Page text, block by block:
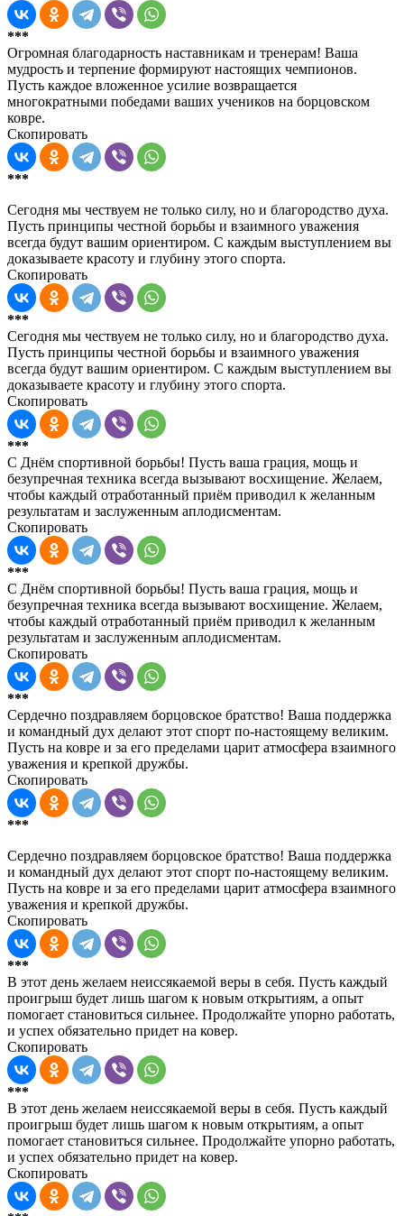
***
Огромная благодарность наставникам и тренерам! Ваша
мудрость и терпение формируют настоящих чемпионов.
Пусть каждое вложенное усилие возвращается
многократными победами ваших учеников на борцовском
ковре.
Скопировать
***
Сегодня мы чествуем не только силу, но и благородство духа.
Пусть принципы честной борьбы и взаимного уважения
всегда будут вашим ориентиром. С каждым выступлением вы
доказываете красоту и глубину этого спорта.
Скопировать
***
Сегодня мы чествуем не только силу, но и благородство духа.
Пусть принципы честной борьбы и взаимного уважения
всегда будут вашим ориентиром. С каждым выступлением вы
доказываете красоту и глубину этого спорта.
Скопировать
***
С Днём спортивной борьбы! Пусть ваша грация, мощь и
безупречная техника всегда вызывают восхищение. Желаем,
чтобы каждый отработанный приём приводил к желанным
результатам и заслуженным аплодисментам.
Скопировать
***
С Днём спортивной борьбы! Пусть ваша грация, мощь и
безупречная техника всегда вызывают восхищение. Желаем,
чтобы каждый отработанный приём приводил к желанным
результатам и заслуженным аплодисментам.
Скопировать
***
Сердечно поздравляем борцовское братство! Ваша поддержка
и командный дух делают этот спорт по-настоящему великим.
Пусть на ковре и за его пределами царит атмосфера взаимного
уважения и крепкой дружбы.
Скопировать
***
Сердечно поздравляем борцовское братство! Ваша поддержка
и командный дух делают этот спорт по-настоящему великим.
Пусть на ковре и за его пределами царит атмосфера взаимного
уважения и крепкой дружбы.
Скопировать
***
В этот день желаем неиссякаемой веры в себя. Пусть каждый
проигрыш будет лишь шагом к новым открытиям, а опыт
помогает становиться сильнее. Продолжайте упорно работать,
и успех обязательно придет на ковер.
Скопировать
***
В этот день желаем неиссякаемой веры в себя. Пусть каждый
проигрыш будет лишь шагом к новым открытиям, а опыт
помогает становиться сильнее. Продолжайте упорно работать,
и успех обязательно придет на ковер.
Скопировать